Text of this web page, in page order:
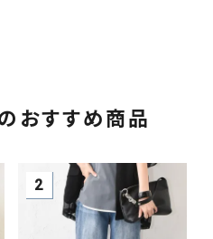
おすすめ商品